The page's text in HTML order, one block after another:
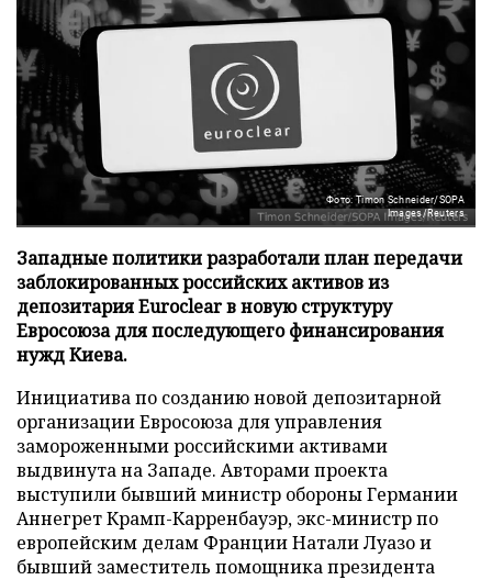
Фото: Timon Schneider/SOPA
Images/Reuters
Западные политики разработали план передачи
заблокированных российских активов из
депозитария Euroclear в новую структуру
Евросоюза для последующего финансирования
нужд Киева.
Инициатива по созданию новой депозитарной
организации Евросоюза для управления
замороженными российскими активами
выдвинута на Западе. Авторами проекта
выступили бывший министр обороны Германии
Аннегрет Крамп-Карренбауэр, экс-министр по
европейским делам Франции Натали Луазо и
бывший заместитель помощника президента